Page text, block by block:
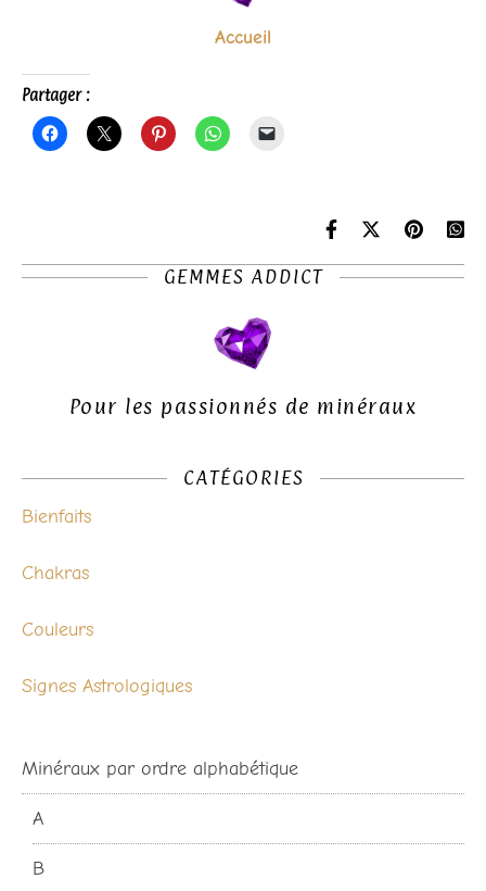
Accueil
Partager :
GEMMES ADDICT
Pour les passionnés de minéraux
CATÉGORIES
Bienfaits
Chakras
Couleurs
Signes Astrologiques
Minéraux par ordre alphabétique
A
B